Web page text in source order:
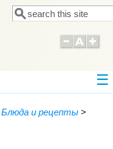
Форма поиска
Поиск
Блюда и рецепты >